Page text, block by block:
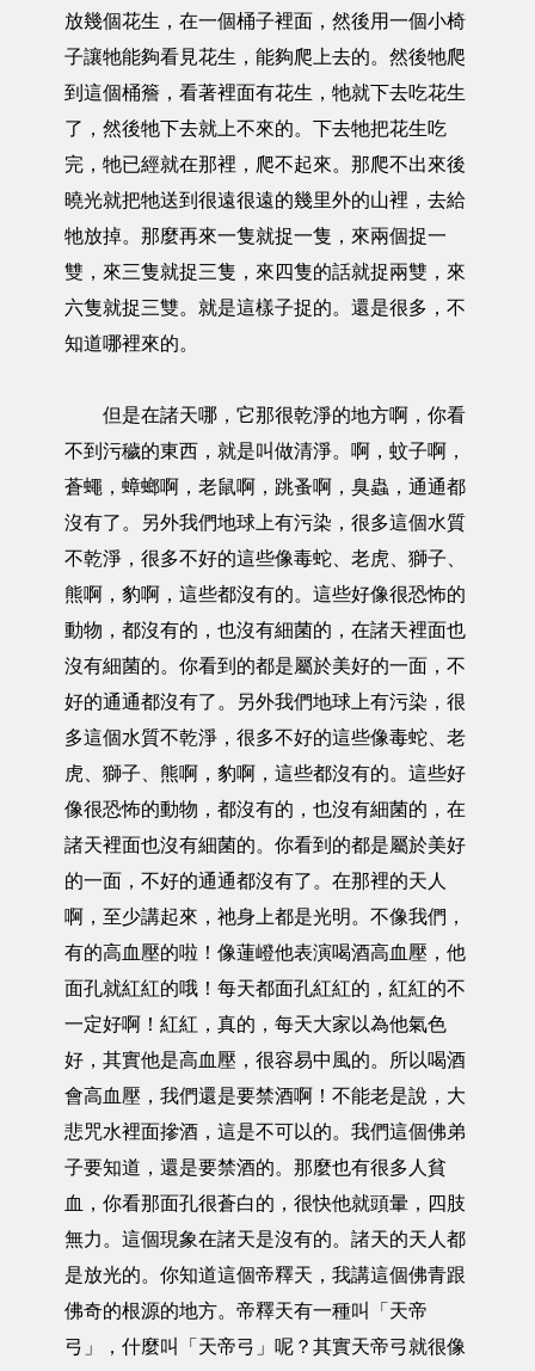
放幾個花生，在一個桶子裡面，然後用一個小椅
子讓牠能夠看見花生，能夠爬上去的。然後牠爬
到這個桶簷，看著裡面有花生，牠就下去吃花生
了，然後牠下去就上不來的。下去牠把花生吃
完，牠已經就在那裡，爬不起來。那爬不出來後
曉光就把牠送到很遠很遠的幾里外的山裡，去給
牠放掉。那麼再來一隻就捉一隻，來兩個捉一
雙，來三隻就捉三隻，來四隻的話就捉兩雙，來
六隻就捉三雙。就是這樣子捉的。還是很多，不
知道哪裡來的。
但是在諸天哪，它那很乾淨的地方啊，你看
不到污穢的東西，就是叫做清淨。啊，蚊子啊，
蒼蠅，蟑螂啊，老鼠啊，跳蚤啊，臭蟲，通通都
沒有了。另外我們地球上有污染，很多這個水質
不乾淨，很多不好的這些像毒蛇、老虎、獅子、
熊啊，豹啊，這些都沒有的。這些好像很恐怖的
動物，都沒有的，也沒有細菌的，在諸天裡面也
沒有細菌的。你看到的都是屬於美好的一面，不
好的通通都沒有了。另外我們地球上有污染，很
多這個水質不乾淨，很多不好的這些像毒蛇、老
虎、獅子、熊啊，豹啊，這些都沒有的。這些好
像很恐怖的動物，都沒有的，也沒有細菌的，在
諸天裡面也沒有細菌的。你看到的都是屬於美好
的一面，不好的通通都沒有了。在那裡的天人
啊，至少講起來，祂身上都是光明。不像我們，
有的高血壓的啦！像蓮嶝他表演喝酒高血壓，他
面孔就紅紅的哦！每天都面孔紅紅的，紅紅的不
一定好啊！紅紅，真的，每天大家以為他氣色
好，其實他是高血壓，很容易中風的。所以喝酒
會高血壓，我們還是要禁酒啊！不能老是說，大
悲咒水裡面摻酒，這是不可以的。我們這個佛弟
子要知道，還是要禁酒的。那麼也有很多人貧
血，你看那面孔很蒼白的，很快他就頭暈，四肢
無力。這個現象在諸天是沒有的。諸天的天人都
是放光的。你知道這個帝釋天，我講這個佛青跟
佛奇的根源的地方。帝釋天有一種叫「天帝
弓」，什麼叫「天帝弓」呢？其實天帝弓就很像